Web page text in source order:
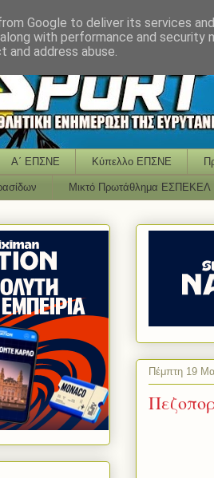
Α΄ ΕΠΣΝΕ Κύπελλο ΕΠΣΝΕ
Μικτό Πρωτάθλημα ΕΣΠΕΚΕΛ
Πέμπτη 19
Google to deliver its services
with performance and
address abuse.